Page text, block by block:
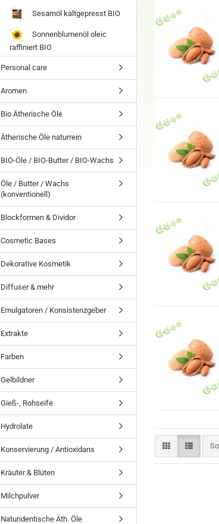
Sesamöl kaltgepresst BIO
Sonnenblumenöl oleic
raffiniert BIO
Personal care
Aromen
Bio Ätherische Öle
Ätherische Öle naturrein
BIO-Öle / BIO-Butter / BIO-Wachs
Öle / Butter / Wachs
(konventionell)
Blockformen & Dividor
Cosmetic Bases
Dekorative Kosmetik
Diffuser & mehr
Emulgatoren / Konsistenzgeber
Extrakte
Farben
Gelbildner
Gieß-, Rohseife
Hydrolate
Konservierung / Antioxidans
Kräuter & Blüten
Milchpulver
Naturidentische Äth. Öle